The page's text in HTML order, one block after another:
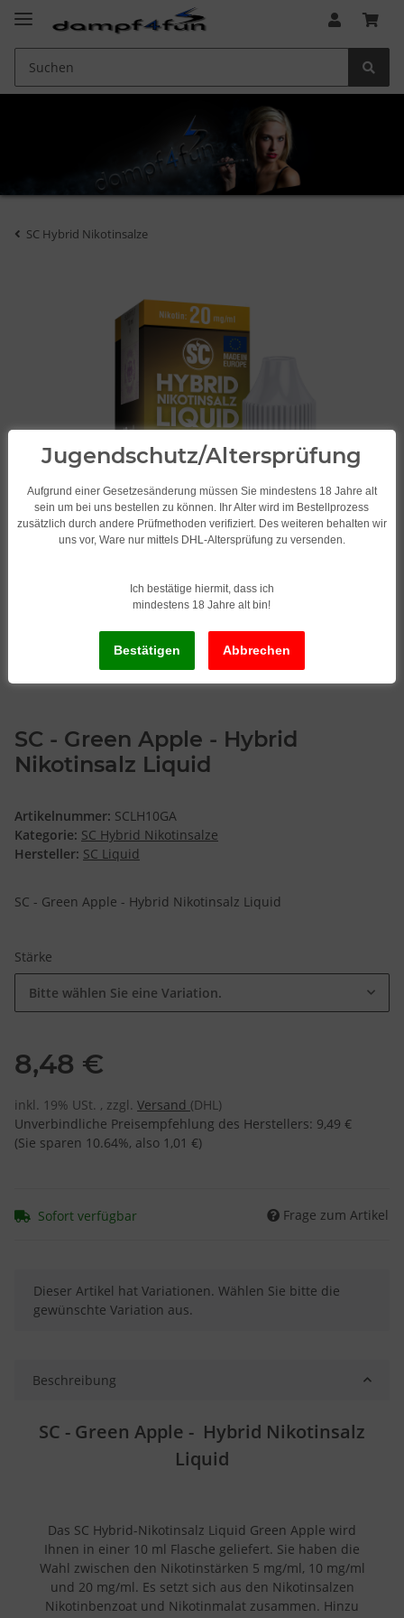
SC Hybrid Nikotinsalze
SC - Green Apple - Hybrid
Nikotinsalz Liquid
Artikelnummer: SCLH10GA
Kategorie: SC Hybrid Nikotinsalze
Hersteller: SC Liquid
SC - Green Apple - Hybrid Nikotinsalz Liquid
Stärke
Bitte wählen Sie eine Variation.
8,48 €
inkl. 19% USt. , zzgl. Versand (DHL)
Unverbindliche Preisempfehlung des Herstellers: 9,49 €
(Sie sparen 10.64%, also 1,01 €)
Sofort verfügbar Frage zum Artikel
x
Dieser Artikel hat Variationen. Wählen Sie bitte die
gewünschte Variation aus.
Beschreibung
SC - Green Apple - Hybrid Nikotinsalz
Liquid
Das SC Hybrid-Nikotinsalz Liquid Green Apple wird
Ihnen in einer 10 ml Flasche geliefert. Sie haben die
Wahl zwischen den Nikotinstärken 5 mg/ml, 10 mg/ml
und 20 mg/ml. Es setzt sich aus den Nikotinsalzen
Nikotinbenzoat und Nikotinmalat zusammen. Hinzu
Jugendschutz/Altersprüfung
Aufgrund einer Gesetzesänderung müssen Sie mindestens 18 Jahre alt
sein um bei uns bestellen zu können. Ihr Alter wird im Bestellprozess
zusätzlich durch andere Prüfmethoden verifiziert. Des weiteren behalten wir
uns vor, Ware nur mittels DHL-Altersprüfung zu versenden.
Ich bestätige hiermit, dass ich
mindestens 18 Jahre alt bin!